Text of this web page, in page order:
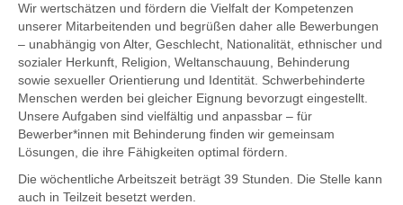
Wir wertschätzen und fördern die Vielfalt der Kompetenzen
unserer Mitarbeitenden und begrüßen daher alle Bewerbungen
– unabhängig von Alter, Geschlecht, Nationalität, ethnischer und
sozialer Herkunft, Religion, Weltanschauung, Behinderung
sowie sexueller Orientierung und Identität. Schwerbehinderte
Menschen werden bei gleicher Eignung bevorzugt eingestellt.
Unsere Aufgaben sind vielfältig und anpassbar – für
Bewerber*innen mit Behinderung finden wir gemeinsam
Lösungen, die ihre Fähigkeiten optimal fördern.
Die wöchentliche Arbeitszeit beträgt 39 Stunden. Die Stelle kann
auch in Teilzeit besetzt werden.